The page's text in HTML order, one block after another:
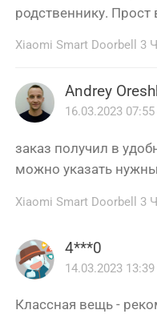
родственнику. Прост
Xiaomi Smart Doorbell 3
Andrey
16.03.2023 07:55
заказ получил в
можно указать
Xiaomi Smart Doorbell 3
4***0
14.03.2023 13:39
Классная вещь -